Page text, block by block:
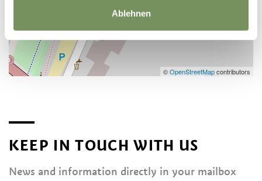
Ablehnen
©OpenStreetMapcontributors
KEEP IN TOUCH WITH US
News and information directly in your mailbox